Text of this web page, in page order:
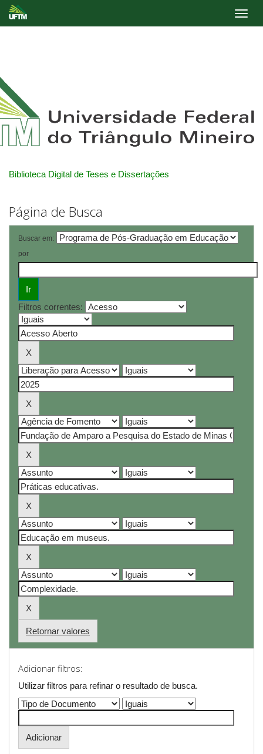
Biblioteca Digital de Teses e Dissertações
Página de Busca
Buscar em:
por
Filtros correntes:
Retornar valores
Adicionar filtros:
Utilizar filtros para refinar o resultado de busca.